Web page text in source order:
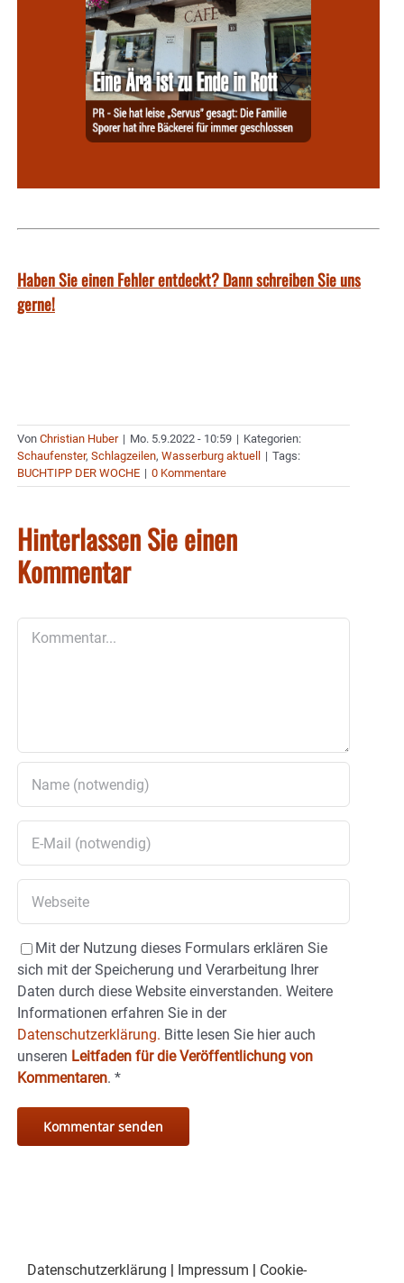
Haben Sie einen Fehler entdeckt? Dann schreiben Sie uns
gerne!
Von Christian Huber | Mo. 5.9.2022 - 10:59 | Kategorien:
Schaufenster, Schlagzeilen, Wasserburg aktuell | Tags:
BUCHTIPP DER WOCHE | 0 Kommentare
Hinterlassen Sie einen
Kommentar
Mit der Nutzung dieses Formulars erklären Sie
sich mit der Speicherung und Verarbeitung Ihrer
Daten durch diese Website einverstanden. Weitere
Informationen erfahren Sie in der
Datenschutzerklärung. Bitte lesen Sie hier auch
unseren Leitfaden für die Veröffentlichung von
Kommentaren. *
Datenschutzerklärung Impressum Cookie-